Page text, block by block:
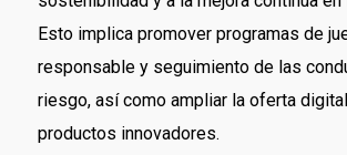
Esto implica promover programas de
responsable y seguimiento de las
riesgo, así como ampliar la oferta
productos innovadores.